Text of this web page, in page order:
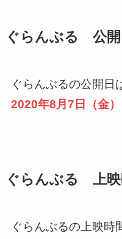
ぐらんぶる 公開
ぐらんぶるの公開日
2020年8月7日（金）
ぐらんぶる 上映
ぐらんぶるの上映時